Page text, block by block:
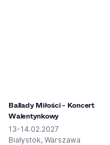
Ballady Miłości - Koncert
Walentynkowy
13-14.02.2027
Białystok, Warszawa